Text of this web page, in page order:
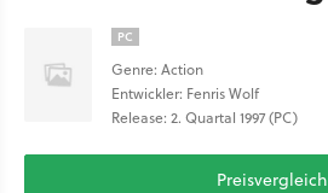
PC
Genre: Action
Entwickler: Fenris Wolf
Release: 2. Quartal 1997 (PC)
Preisvergleich